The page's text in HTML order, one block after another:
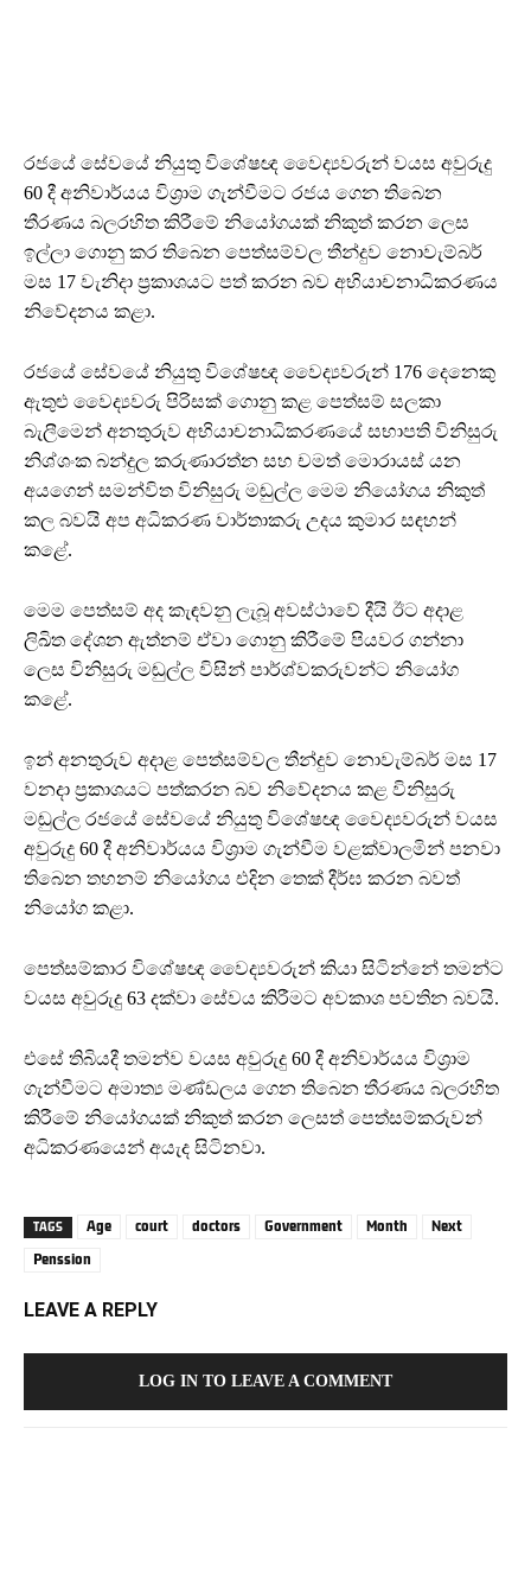
රජයේ සේවයේ නියුතු විශේෂඥ වෛද්‍යවරුන් වයස අවුරුදු
60 දී අනිවාර්යය විශ්‍රාම ගැන්වීමට රජය ගෙන තිබෙන
තීරණය බලරහිත කිරීමේ නියෝගයක් නිකුත් කරන ලෙස
ඉල්ලා ගොනු කර තිබෙන පෙත්සම්වල තීන්දුව නොවැම්බර්
මස 17 වැනිදා ප්‍රකාශයට පත් කරන බව අභියාචනාධිකරණය
නිවේදනය කළා.
රජයේ සේවයේ නියුතු විශේෂඥ වෛද්‍යවරුන් 176 දෙනෙකු
ඇතුළු වෛද්‍යවරු පිරිසක් ගොනු කළ පෙත්සම් සලකා
බැලීමෙන් අනතුරුව අභියාචනාධිකරණයේ සභාපති විනිසුරු
නිශ්ශංක බන්දුල කරුණාරත්න සහ චමත් මොරායස් යන
අයගෙන් සමන්විත විනිසුරු මඬුල්ල මෙම නියෝගය නිකුත්
කල බවයි අප අධිකරණ වාර්තාකරු උදය කුමාර සඳහන්
කළේ.
මෙම පෙත්සම් අද කැඳවනු ලැබූ අවස්ථාවේ දීයි ඊට අදාළ
ලිඛිත දේශන ඇත්නම් ඒවා ගොනු කිරීමේ පියවර ගන්නා
ලෙස විනිසුරු මඬුල්ල විසින් පාර්ශ්වකරුවන්ට නියෝග
කළේ.
ඉන් අනතුරුව අදාළ පෙත්සම්වල තීන්දුව නොවැම්බර් මස 17
වනදා ප්‍රකාශයට පත්කරන බව නිවේදනය කළ විනිසුරු
මඬුල්ල රජයේ සේවයේ නියුතු විශේෂඥ වෛද්‍යවරුන් වයස
අවුරුදු 60 දී අනිවාර්යය විශ්‍රාම ගැන්වීම වළක්වාලමින් පනවා
තිබෙන තහනම් නියෝගය එදින තෙක් දීර්ඝ කරන බවත්
නියෝග කළා.
පෙත්සම්කාර විශේෂඥ වෛද්‍යවරුන් කියා සිටින්නේ තමන්ට
වයස අවුරුදු 63 දක්වා සේවය කිරීමට අවකාශ පවතින බවයි.
එසේ තිබියදී තමන්ව වයස අවුරුදු 60 දී අනිවාර්යය විශ්‍රාම
ගැන්වීමට අමාත්‍ය මණ්ඩලය ගෙන තිබෙන තීරණය බලරහිත
කිරීමේ නියෝගයක් නිකුත් කරන ලෙසත් පෙත්සම්කරුවන්
අධිකරණයෙන් අයැද සිටිනවා.
TAGS Age court doctors Government Month
Next
Penssion
LEAVE A REPLY
LOG IN TO LEAVE A COMMENT